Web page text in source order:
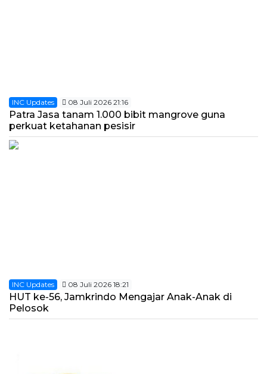
INC Updates 08 Juli 2026 21:16
Patra Jasa tanam 1.000 bibit mangrove guna
perkuat ketahanan pesisir
INC Updates 08 Juli 2026 18:21
HUT ke-56, Jamkrindo Mengajar Anak-Anak di
Pelosok